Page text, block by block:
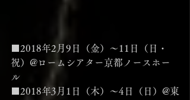
■2018年2月9日（金）〜11日（日・
祝）@ロームシアター京都ノースホー
ル
■2018年3月1日（木）〜4日（日）@東